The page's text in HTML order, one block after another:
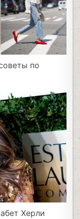
по
Херли